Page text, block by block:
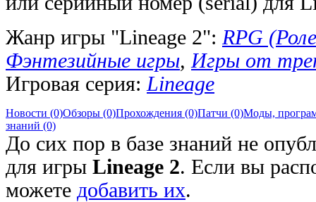
Жанр игры "Lineage 2": RPG
Фэнтезийные игры, Игры от
Игровая серия: Lineage
Новости (0)Обзоры (0)Прохождения (0)Патчи (0)Моды,
знаний (0)
До сих пор в базе знаний не
для игры Lineage 2. Если вы
можете добавить их.